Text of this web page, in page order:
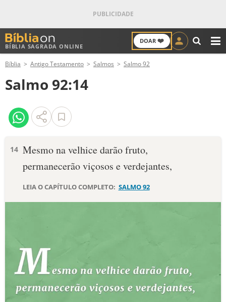
BÍBLIA SAGRADA ONLINE
DOAR ❤️
ANTIGO TESTAMENTO
NOVO TESTAMENTO
VERSÍCULOS
PALAVRA DO DIA
10 MANDAMENTOS
ESTUDOS BÍBLICOS
ESBOÇOS DE PREGAÇÃO
Bíblia Antigo Testamento Salmos Salmo 92
Salmo 92:14
14 Mesmo na velhice darão fruto,
permanecerão viçosos e verdejantes,
LEIA O CAPÍTULO COMPLETO: SALMO 92